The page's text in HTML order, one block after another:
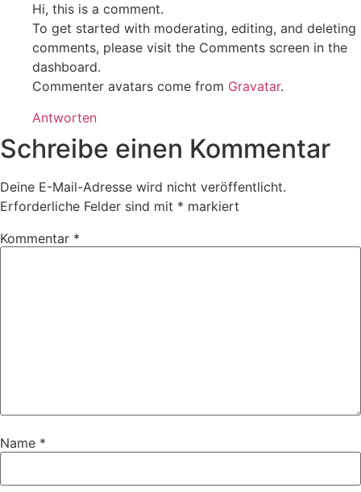
Hi, this is a comment.
To get started with moderating, editing, and deleting
comments, please visit the Comments screen in the
dashboard.
Commenter avatars come from Gravatar.
Antworten
Schreibe einen Kommentar
Deine E-Mail-Adresse wird nicht veröffentlicht.
Erforderliche Felder sind mit * markiert
Kommentar *
Name *